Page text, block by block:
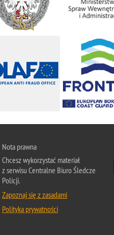
Nota prawna
Chcesz wykorzystać materiał
z serwisu Centralne Biuro Śledcze
Policji.
Zapoznaj się z zasadami
Polityka prywatności